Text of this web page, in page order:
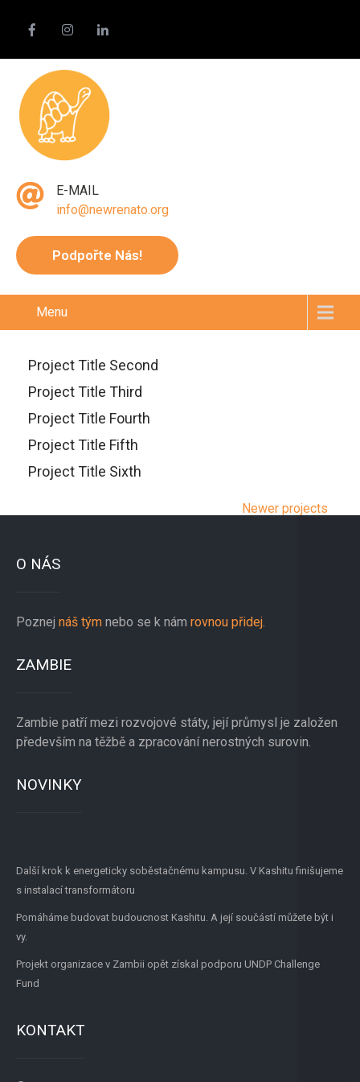
E-MAIL
info@newrenato.org
Podpořte Nás!
Menu
Project Title Second
Project Title Third
Project Title Fourth
Project Title Fifth
Project Title Sixth
navigation
Newer projects
O NÁS
Poznej náš tým nebo se k nám rovnou přidej.
ZAMBIE
Zambie patří mezi rozvojové státy, její průmysl je založen
především na těžbě a zpracování nerostných surovin.
NOVINKY
Další krok k energeticky soběstačnému kampusu. V Kashitu finišujeme
s instalací transformátoru
Pomáháme budovat budoucnost Kashitu. A její součástí můžete být i
vy.
Projekt organizace v Zambii opět získal podporu UNDP Challenge
Fund
KONTAKT